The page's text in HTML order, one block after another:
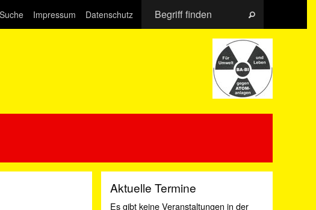
Suche Impressum Datenschutz
Aktuelle Termine
Es gibt keine Veranstaltungen in der